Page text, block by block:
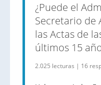
¿Puede el
Secretario de
las Actas de
últimos 15
2.025 lecturas | 16